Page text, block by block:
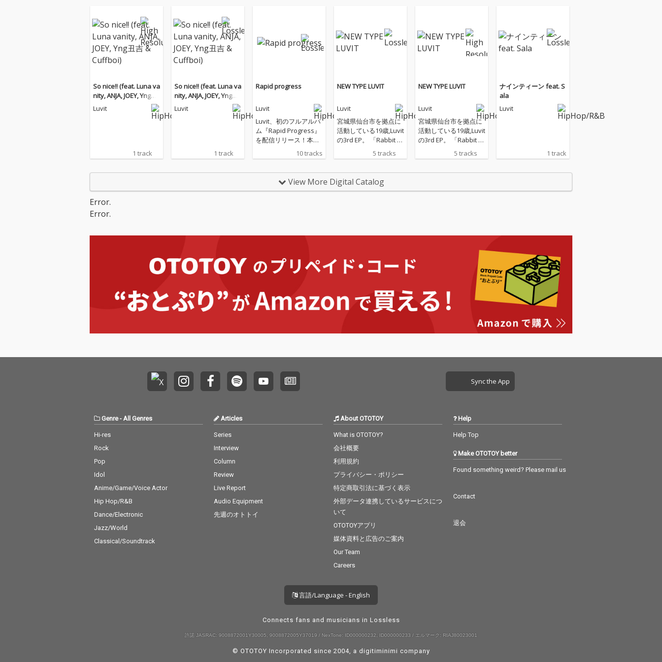
So nice!! (feat. Luna va
nity, ANJA, JOEY, Yng丑
吉 & Cuffboi)
Luvit
1 track
So nice!! (feat. Luna va
nity, ANJA, JOEY, Yng丑
吉 & Cuffboi)
Luvit
1 track
Rapid progress
Luvit
Luvit、初のフルアルバ
ム『Rapid Progress』
を配信リリース！本作
は10曲入りで、2021年
末にリリースしたEP
ボレーションしたLuna
vanityや、〈ハイスク
を連ねる。MCバトルさ
ながらのフロウを繰り
様々なアプローチの楽
曲を聴かせるアルバム
10 tracks
NEW TYPE LUVIT
Luvit
宮城県仙台市を拠点に
活動している19歳,Luvit
の3rd EP。 「Rabbit 」
名義で松竹梅レコーズ
からリリースした2nd
年。 MCネームを「Luv
it」に改名してからは
精力的に活動するヒッ
プホップクルーSloppy
同郷の MAGUIREが参
加している。
5 tracks
NEW TYPE LUVIT
Luvit
宮城県仙台市を拠点に
活動している19歳,Luvit
の3rd EP。 「Rabbit 」
名義で松竹梅レコーズ
からリリースした2nd
る。 客演には,宮城県で
精力的に活動するヒッ
プホップクルーSloppy
klooorからikki,同じく
同郷の MAGUIREが参
加している。
5 tracks
ナインティーン feat. S
ala
Luvit
1 track
View More Digital Catalog
Error.
Error.
Sync the App
Genre- All Genres
Hi-res
Rock
Pop
Idol
Anime/Game/Voice Actor
Hip Hop/R&B
Dance/Electronic
Jazz/World
Classical/Soundtrack
Articles
Series
Interview
Column
Review
Live Report
Audio Equipment
先週のオトトイ
About OTOTOY
What is OTOTOY?
会社概要
利用規約
プライバシー・ポリシー
特定商取引法に基づく表示
外部データ連携しているサービスにつ
いて
OTOTOYアプリ
媒体資料と広告のご案内
Our Team
Careers
Help
Help Top
Make OTOTOY better
Found something weird? Please mail us
Contact
退会
言語/Language - English
Connects fans and musicians in Lossless
許諾 JASRAC: 9008872001Y30005, 9008872005Y37019 / NexTone: ID000000232, ID000000233 / エルマーク: RIAJ80023001
© OTOTOY Incorporated since 2004, a digitiminimi company